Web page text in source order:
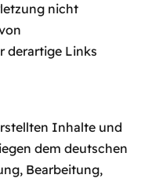
nicht
derartige Links
Inhalte und
dem deutschen
Bearbeitung,